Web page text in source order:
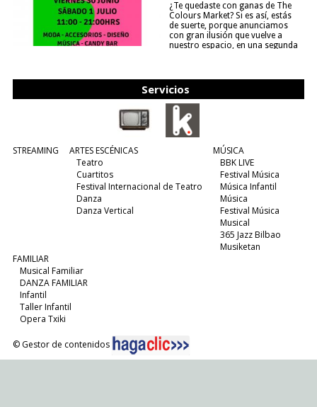
¿Te quedaste con ganas de The
Colours Market? Si es así, estás
de suerte, porque anunciamos
con gran ilusión que vuelve a
nuestro espacio, en una segunda
Servicios
STREAMING
ARTES ESCÉNICAS
Teatro
Cuartitos
Festival Internacional de Teatro
Danza
Danza Vertical
MÚSICA
BBK LIVE
Festival Música
Música Infantil
Música
Festival Música
Musical
365 Jazz Bilbao
Musiketan
FAMILIAR
Musical Familiar
DANZA FAMILIAR
Infantil
Taller Infantil
Opera Txiki
© Gestor de contenidos